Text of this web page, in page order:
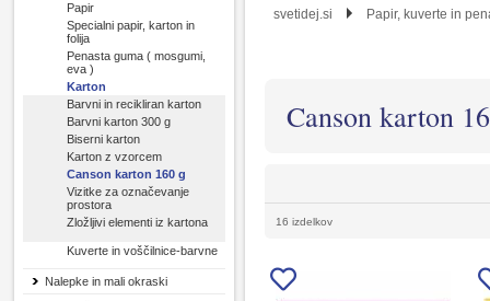
Papir
Specialni papir, karton in
folija
Penasta guma ( mosgumi,
eva )
Karton
Barvni in recikliran karton
Barvni karton 300 g
Biserni karton
Karton z vzorcem
Canson karton 160 g
Vizitke za označevanje
prostora
Zložljivi elementi iz kartona
Kuverte in voščilnice-barvne
Nalepke in mali okraski
svetidej.si Papir, kuverte in
Canson karton
16 izdelkov